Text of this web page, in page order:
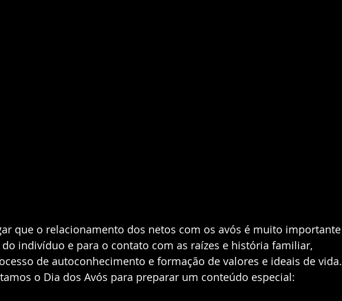
que o relacionamento dos netos com os avós é muito importante
indivíduo e para o contato com as raízes e história familiar,
de autoconhecimento e formação de valores e ideais de vida.
o Dia dos Avós para preparar um conteúdo especial: